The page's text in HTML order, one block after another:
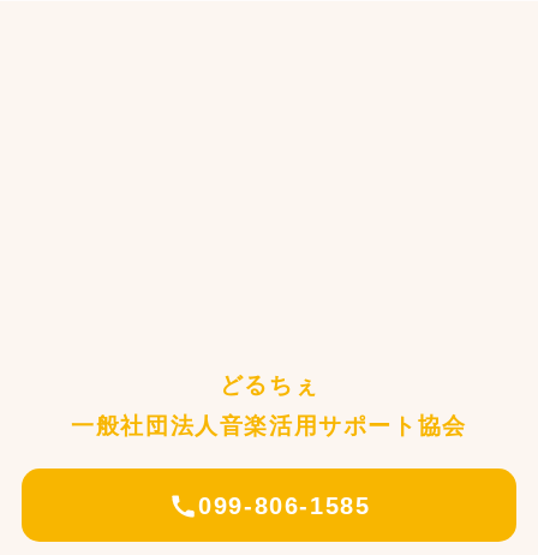
どるちぇ
一般社団法人音楽活用サポート協会
099-806-1585